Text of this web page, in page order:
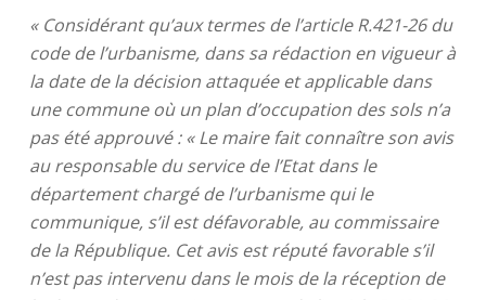
« Considérant qu’aux termes de l’article R.421-26 du
code de l’urbanisme, dans sa rédaction en vigueur à
la date de la décision attaquée et applicable dans
une commune où un plan d’occupation des sols n’a
pas été approuvé : « Le maire fait connaître son avis
au responsable du service de l’Etat dans le
département chargé de l’urbanisme qui le
communique, s’il est défavorable, au commissaire
de la République. Cet avis est réputé favorable s’il
n’est pas intervenu dans le mois de la réception de